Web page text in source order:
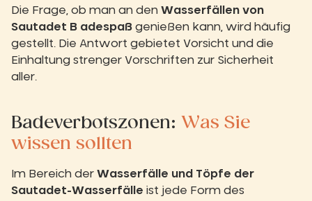
Die Frage, ob man an den Wasserfällen von
Sautadet B adespaß genießen kann, wird häufig
gestellt. Die Antwort gebietet Vorsicht und die
Einhaltung strenger Vorschriften zur Sicherheit
aller.
Badeverbotszonen: Was Sie
wissen sollten
Im Bereich der Wasserfälle und Töpfe der
Sautadet-Wasserfälle ist jede Form des